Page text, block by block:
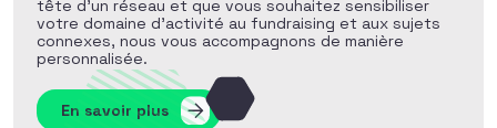
tête d’un réseau et que vous souhaitez sensibiliser
votre domaine d’activité au fundraising et aux sujets
connexes, nous vous accompagnons de manière
personnalisée.
En savoir plus